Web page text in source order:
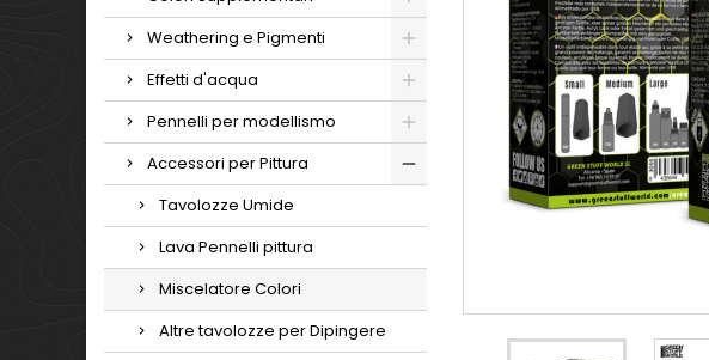
Weathering e Pigmenti
Effetti d'acqua
Pennelli per modellismo
Accessori per Pittura
Tavolozze Umide
Lava Pennelli pittura
Miscelatore Colori
Altre tavolozze per Dipingere